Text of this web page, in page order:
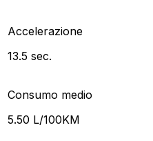
Accelerazione
13.5 sec.
Consumo medio
5.50 L/100KM